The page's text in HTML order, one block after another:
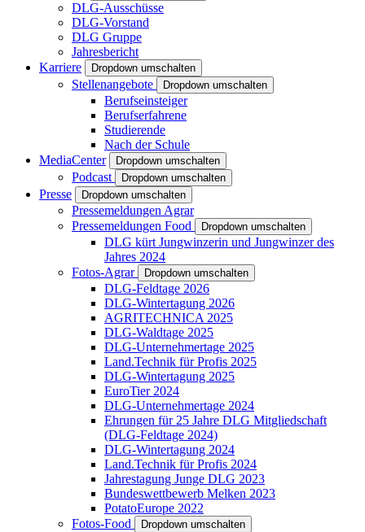
DLG-Ausschüsse
DLG-Vorstand
DLG Gruppe
Jahresbericht
Karriere
Dropdown umschalten
Stellenangebote Dropdown umschalten
Berufseinsteiger
Berufserfahrene
Studierende
Nach der Schule
MediaCenter
Dropdown umschalten
Podcast Dropdown umschalten
Presse Dropdown umschalten
Pressemeldungen Agrar
Pressemeldungen Food
Dropdown umschalten
DLG kürt Jungwinzerin und Jungwinzer des
Jahres 2024
Fotos-Agrar
Dropdown umschalten
DLG-Feldtage 2026
DLG-Wintertagung 2026
AGRITECHNICA 2025
DLG-Waldtage 2025
DLG-Unternehmertage 2025
Land.Technik für Profis 2025
DLG-Wintertagung 2025
EuroTier 2024
DLG-Unternehmertage 2024
Ehrungen für 25 Jahre DLG Mitgliedschaft
(DLG-Feldtage 2024)
DLG-Wintertagung 2024
Land.Technik für Profis 2024
Jahrestagung Junge DLG 2023
Bundeswettbewerb Melken 2023
PotatoEurope 2022
Fotos-Food
Dropdown umschalten